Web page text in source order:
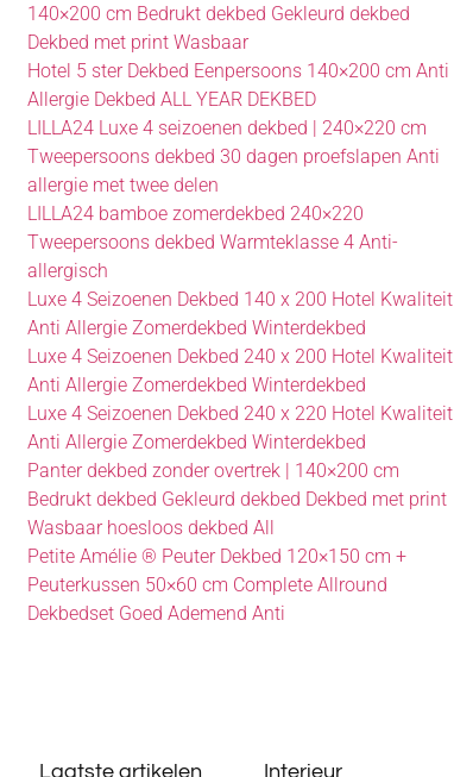
140×200 cm Bedrukt dekbed Gekleurd dekbed
Dekbed met print Wasbaar
Hotel 5 ster Dekbed Eenpersoons 140×200 cm Anti
Allergie Dekbed ALL YEAR DEKBED
LILLA24 Luxe 4 seizoenen dekbed | 240×220 cm
Tweepersoons dekbed 30 dagen proefslapen Anti
allergie met twee delen
LILLA24 bamboe zomerdekbed 240×220
Tweepersoons dekbed Warmteklasse 4 Anti-
allergisch
Luxe 4 Seizoenen Dekbed 140 x 200 Hotel Kwaliteit
Anti Allergie Zomerdekbed Winterdekbed
Luxe 4 Seizoenen Dekbed 240 x 200 Hotel Kwaliteit
Anti Allergie Zomerdekbed Winterdekbed
Luxe 4 Seizoenen Dekbed 240 x 220 Hotel Kwaliteit
Anti Allergie Zomerdekbed Winterdekbed
Panter dekbed zonder overtrek | 140×200 cm
Bedrukt dekbed Gekleurd dekbed Dekbed met print
Wasbaar hoesloos dekbed All
Petite Amélie ® Peuter Dekbed 120×150 cm +
Peuterkussen 50×60 cm Complete Allround
Dekbedset Goed Ademend Anti
Laatste artikelen Interieur